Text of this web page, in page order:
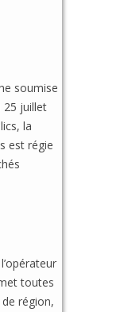
soumise
25 juillet
la
est régie
toutes
région,